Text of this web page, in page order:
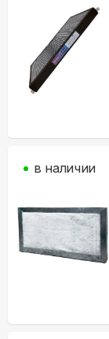
в наличии